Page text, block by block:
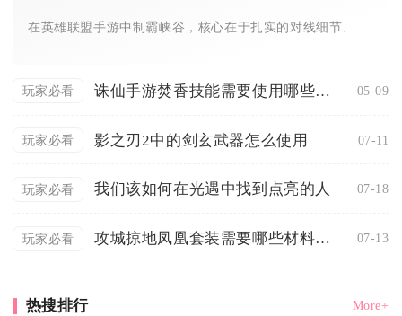
在英雄联盟手游中制霸峡谷，核心在于扎实的对线细节、极致的视野...
玩家必看 诛仙手游焚香技能需要使用哪些宠物和技能 05-09
玩家必看 影之刃2中的剑玄武器怎么使用 07-11
玩家必看 我们该如何在光遇中找到点亮的人 07-18
玩家必看 攻城掠地凤凰套装需要哪些材料来制作 07-13
热搜排行 More+